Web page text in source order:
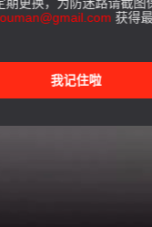
获得
我记住啦